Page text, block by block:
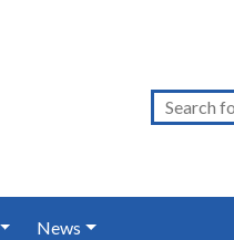
News